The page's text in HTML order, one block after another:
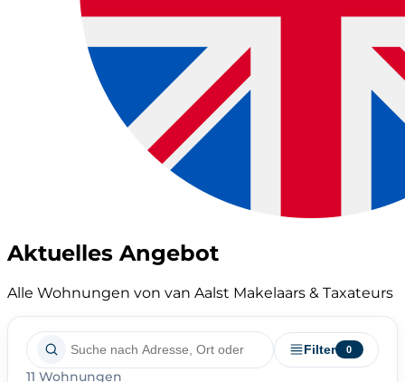
Aktuelles Angebot
Alle Wohnungen von van Aalst Makelaars & Taxateurs
Filter 0
11 Wohnungen